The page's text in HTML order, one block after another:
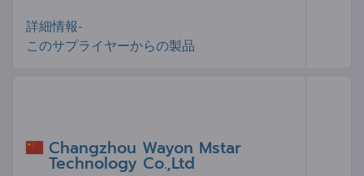
詳細情報-
このサプライヤーからの製品
Changzhou Wayon Mstar
Technology Co.,Ltd